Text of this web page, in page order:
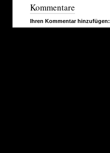
Kommentare
Ihren Kommentar hinzufügen: